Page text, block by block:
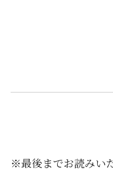
※最後までお読みい